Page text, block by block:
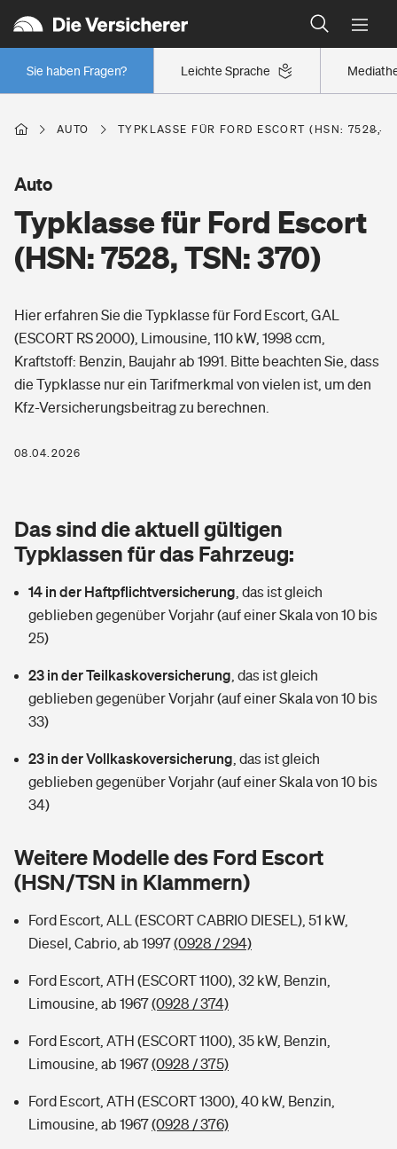
Leichte Sprache
Sie haben Fragen?
Wer versichert was: Jetzt Versicherer finden
Regionalklassen: So ist Ihre Region eingestuft
Wer versichert was: Jetzt Versicherer finden
Berufsunfähigkeitsversicherung
Erwerbsunfähigkeitsversicherung
Grundfähigkeitsversicherung
Arbeitsrechtsschutz
Berufshaftpflichtversicherung
Zur Übersicht
Tools
Wer versichert was: Jetzt Versicherer finden
Sie haben Fragen?
Wohnen
Elementarversicherung
Glasversicherung
Mietkautionsversicherung
Restkreditversicherung
Zur Übersicht
Tools
Wer versichert was: Jetzt Versicherer finden
Sie haben Fragen?
Freizeit
Pri­vate Haft­pflicht­
Kinderunfall­ver­si­che­rung
Kinderinvalidität
Hundehalter-Haftpflicht
Handyversicherung
Musikinstrumentenversicherung
Zur Übersicht
Kinderunfall-Check: Mehr Sicherheit für deine Kids
Typklassen: So ist Ihr Auto eingestuft
Gesundheit
Private Krankenversicherung
Dread-Disease-Versicherung
Tierkrankenversicherung
Zur Übersicht
Tools
Wer versichert was: Jetzt Versicherer finden
Sie haben Fragen?
Rentenrechner: Wie viel Geld bekomme ich im Alter?
AUTO TYPKLASSE FÜR FORD ESCORT (HSN: 7528,
Typklasse für Ford Escort
(HSN: 7528, TSN: 370)
Auto
Hier erfahren Sie die Typklasse für Ford Escort, GAL
(ESCORT RS 2000), Limousine, 110 kW, 1998 ccm,
Kraftstoff: Benzin, Baujahr ab 1991. Bitte beachten Sie, dass
die Typklasse nur ein Tarifmerkmal von vielen ist, um den
Kfz-Versicherungsbeitrag zu berechnen.
08.04.2026
Das sind die aktuell gültigen
Typklassen für das Fahrzeug:
14 in der Haftpflichtversicherung das ist gleich
geblieben gegenüber Vorjahr (auf einer Skala von 10 bis
25)
23 in der Teilkaskoversicherung das ist gleich
geblieben gegenüber Vorjahr (auf einer Skala von 10 bis
33)
23 in der Vollkaskoversicherung das ist gleich
geblieben gegenüber Vorjahr (auf einer Skala von 10 bis
34)
Weitere Modelle des Ford Escort
(HSN/TSN in Klammern)
Ford Escort, ALL (ESCORT CABRIO DIESEL), 51 kW,
Diesel, Cabrio, ab 1997(0928 / 294)
Ford Escort, ATH (ESCORT 1100), 32 kW, Benzin,
Limousine, ab 1967(0928 / 374)
Ford Escort, ATH (ESCORT 1100), 35 kW, Benzin,
Limousine, ab 1967(0928 / 375)
Ford Escort, ATH (ESCORT 1300), 40 kW, Benzin,
Limousine, ab 1967(0928 / 376)